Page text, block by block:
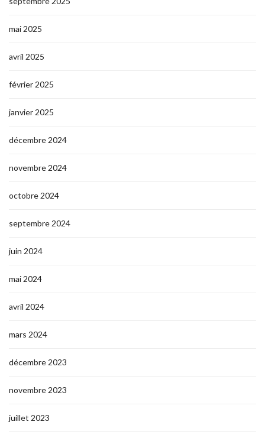
mai 2025
avril 2025
février 2025
janvier 2025
décembre 2024
novembre 2024
octobre 2024
septembre 2024
juin 2024
mai 2024
avril 2024
mars 2024
décembre 2023
novembre 2023
juillet 2023